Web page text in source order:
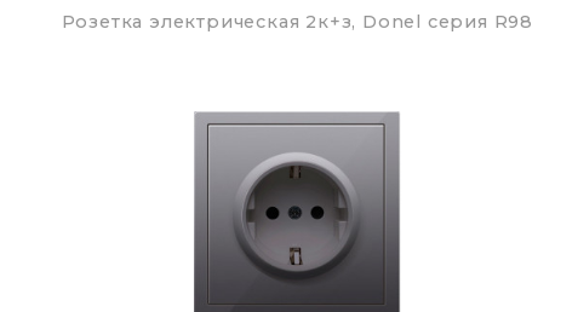
Розетка электрическая 2к+з, Donel серия R98